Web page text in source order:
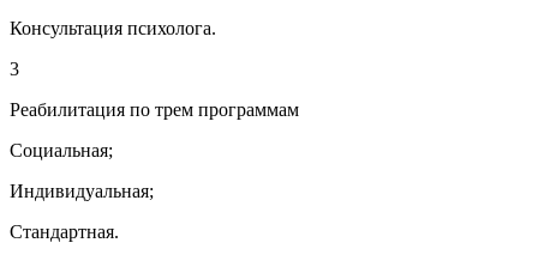
Консультация психолога.
3
Реабилитация по трем программам
Социальная;
Индивидуальная;
Стандартная.